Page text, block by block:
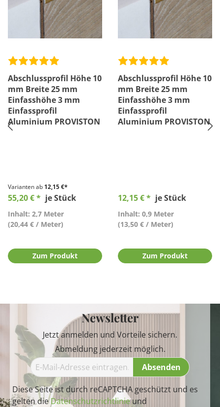
Abschlussprofil Höhe 10
mm Breite 25 mm
Einfasshöhe 3 mm
Einfassprofil
Aluminium PROVISTON
Varianten ab 12,15 €*
55,20 € * je Stück
Inhalt: 2,7 Meter
(20,44 € / Meter)
Zum Produkt
Abschlussprofil Höhe 10
mm Breite 25 mm
Einfasshöhe 3 mm
Einfassprofil
Aluminium PROVISTON
12,15 € * je Stück
Inhalt: 0,9 Meter
(13,50 € / Meter)
Zum Produkt
Newsletter
Jetzt anmelden und Vorteile sichern.
Abmeldung jederzeit möglich.
Absenden
Diese Seite ist durch reCAPTCHA geschützt und es
gelten dieDatenschutzrichtlinieund